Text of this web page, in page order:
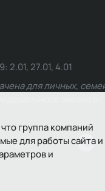
группа компаний
для работы сайта и
и
27.01, 4.01
для личных,